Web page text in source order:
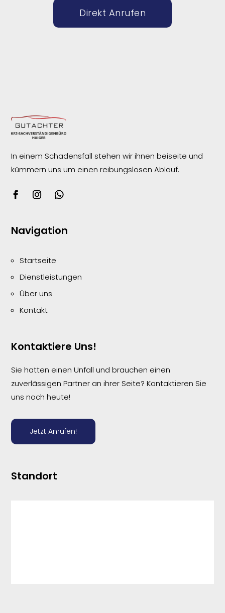
Direkt Anrufen
In einem Schadensfall stehen wir ihnen beiseite und
kümmern uns um einen reibungslosenAblauf.
Navigation
Startseite
Dienstleistungen
Über uns
Kontakt
Kontaktiere Uns!
Sie hatten einen Unfall und brauchen einen
zuverlässigen Partner an ihrer Seite? Kontaktieren Sie
uns noch heute!
Jetzt Anrufen!
Standort